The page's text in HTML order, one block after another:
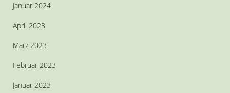
Januar 2024
April 2023
März 2023
Februar 2023
Januar 2023